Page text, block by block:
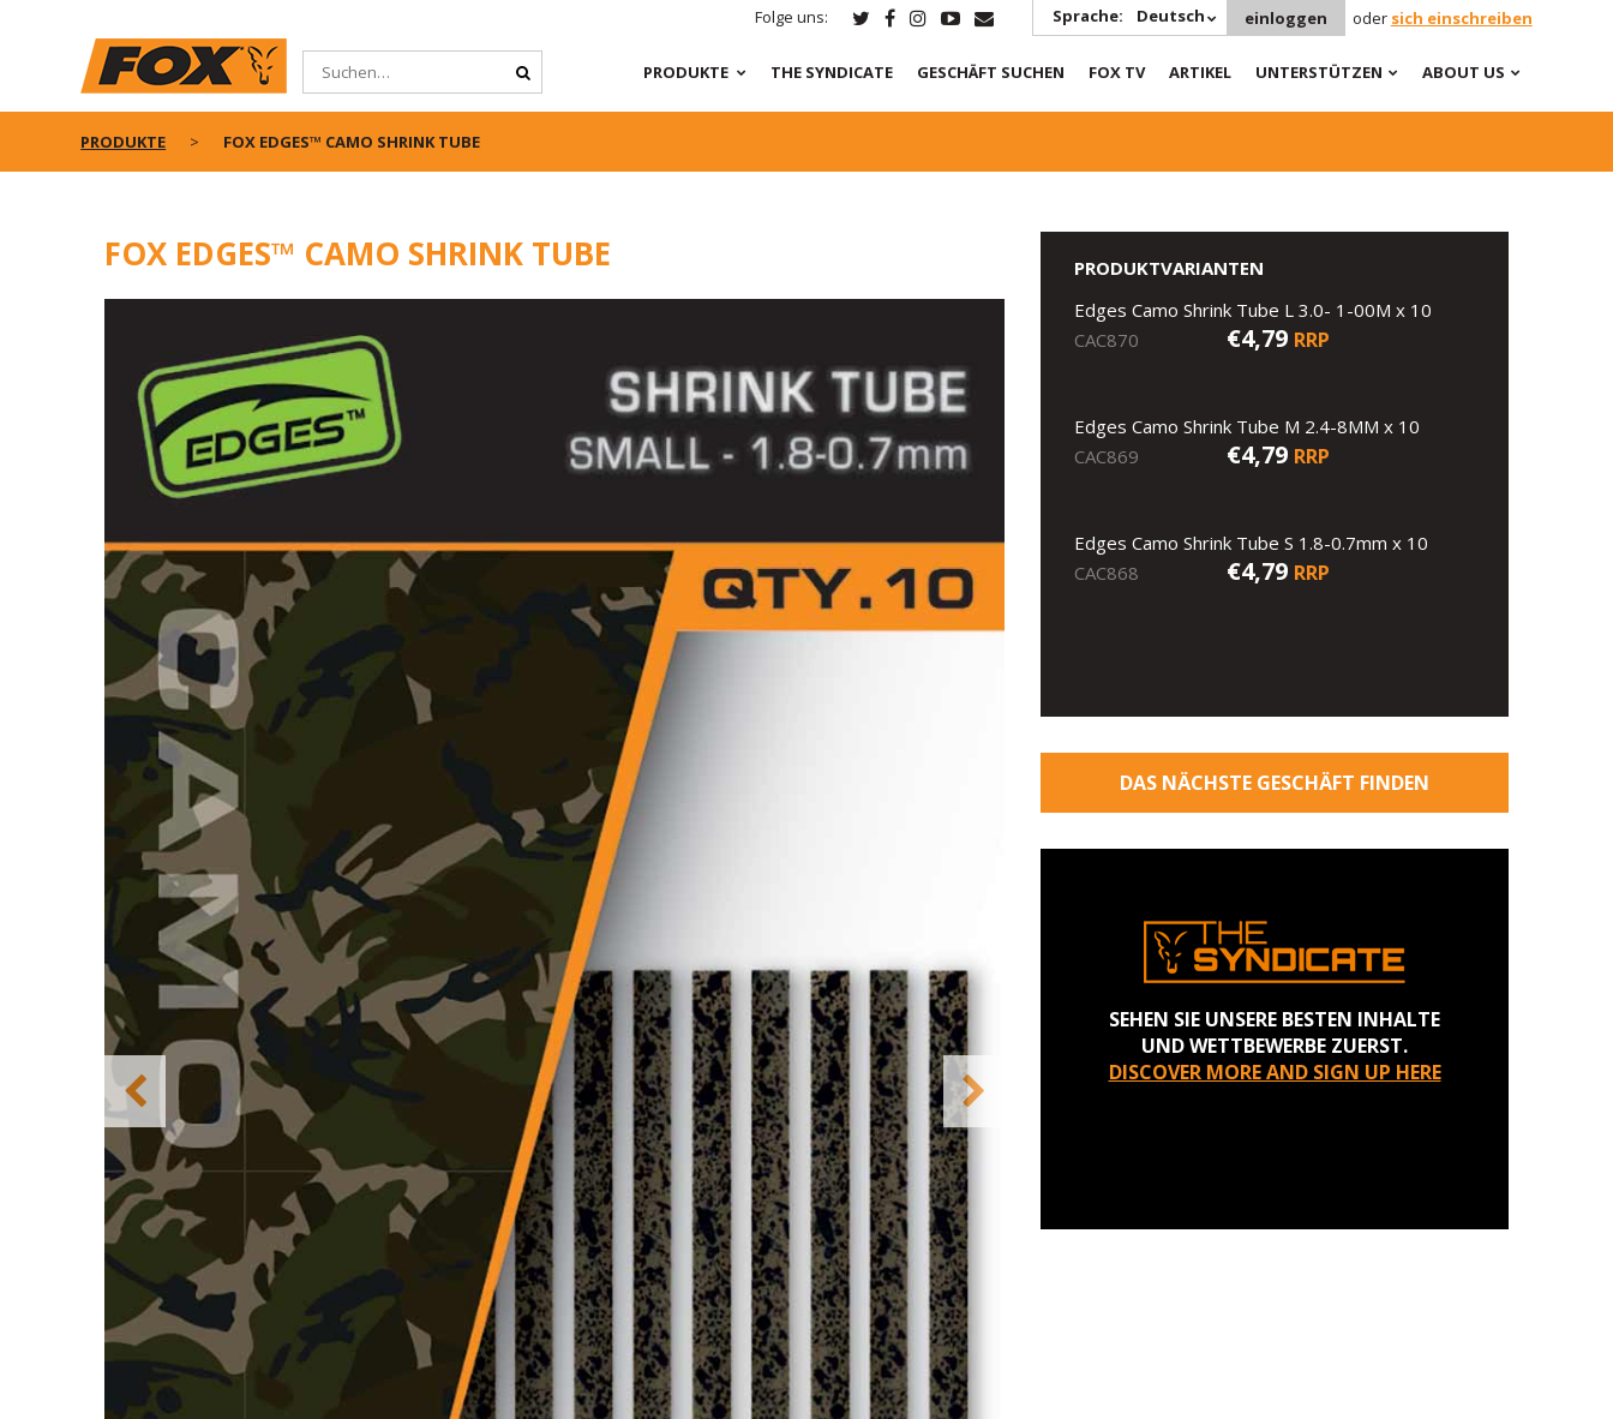
Folge uns: Sprache: Deutsch einloggen oder sich einschreiben
PRODUKTE THE SYNDICATE GESCHÄFT SUCHEN FOX TV ARTIKEL UNTERSTÜTZEN ABOUT US
PRODUKTE FOX EDGES™ CAMO SHRINK TUBE
FOX EDGES™ CAMO SHRINK TUBE
PRODUKTVARIANTEN
Edges Camo Shrink Tube L 3.0- 1-00M x 10
CAC870
€4,79 RRP
Edges Camo Shrink Tube M 2.4-8MM x 10
CAC869
€4,79 RRP
Edges Camo Shrink Tube S 1.8-0.7mm x 10
CAC868
€4,79 RRP
DAS NÄCHSTE GESCHÄFT FINDEN
SEHEN SIE UNSERE BESTEN INHALTE
UND WETTBEWERBE ZUERST.
DISCOVER MORE AND SIGN UP HERE